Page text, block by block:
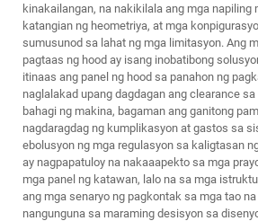
kinakailangan, na nakikilala ang mga napiling
katangian ng heometriya, at mga
sumusunod sa lahat ng mga limitasyon. Ang
pagtaas ng hood ay isang inobatibong
itinaas ang panel ng hood sa panahon ng
naglalakad upang dagdagan ang clearance
bahagi ng makina, bagaman ang ganitong
nagdaragdag ng kumplikasyon at gastos sa
ebolusyon ng mga regulasyon sa kaligtasan
ay nagpapatuloy na nakaaapekto sa mga
mga panel ng katawan, lalo na sa mga
ang mga senaryo ng pagkontak sa mga tao
nangunguna sa maraming desisyon sa